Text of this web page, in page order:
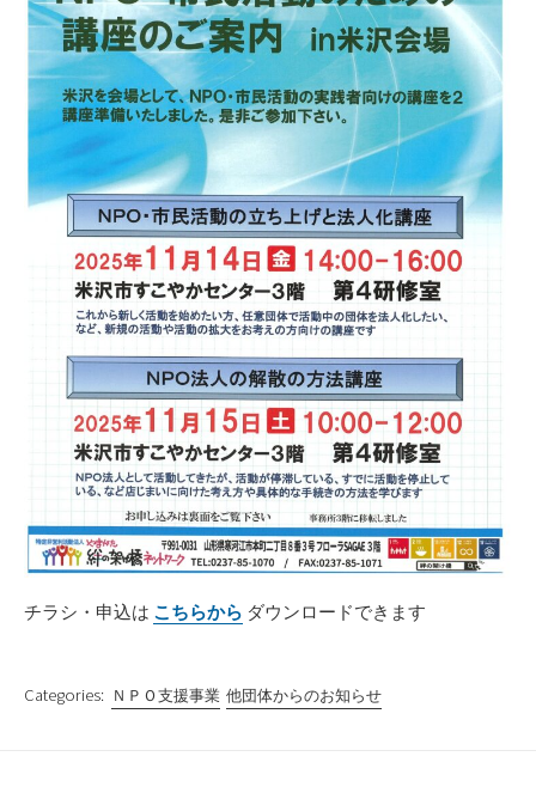
チラシ・申込は こちらから ダウンロードできます
Categories: ＮＰＯ支援事業 他団体からのお知らせ